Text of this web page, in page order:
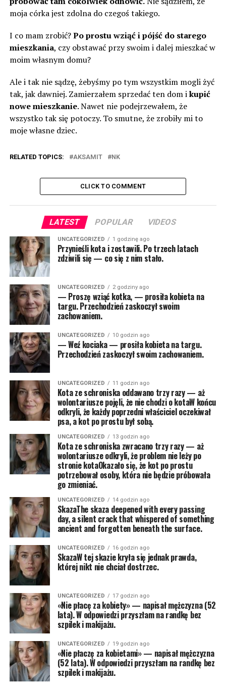
moja córka jest zdolna do czegoś takiego.
I co mam zrobić?Po prostu wziąć i pójść do starego
mieszkania, czy obstawać przy swoim i dalej mieszkać w
moim własnym domu?
Ale i tak nie sądzę, żebyśmy po tym wszystkim mogli żyć
tak, jak dawniej. Zamierzałem sprzedać ten dom ikupić
nowe mieszkanie. Nawet nie podejrzewałem, że
wszystko tak się potoczy. To smutne, że zrobiły mi to
moje własne dziec.
RELATED TOPICS: AKSAMIT NK
CLICK TO COMMENT
LATEST POPULAR VIDEOS
UNCATEGORIZED 1 godzinę ago
Przynieśli kota i zostawili. Po trzech latach
zdziwili się — co się z nim stało.
UNCATEGORIZED 2 godziny ago
— Proszę wziąć kotka, — prosiła kobieta na
targu. Przechodzień zaskoczył swoim
zachowaniem.
UNCATEGORIZED 10 godzin ago
— Weź kociaka — prosiła kobieta na targu.
Przechodzień zaskoczył swoim zachowaniem.
UNCATEGORIZED 11 godzin ago
Kota ze schroniska oddawano trzy razy — aż
wolontariusze pojęli, że nie chodzi o kotaW końcu
odkryli, że każdy poprzedni właściciel oczekiwał
psa, a kot po prostu był sobą.
UNCATEGORIZED 13 godzin ago
Kota ze schroniska zwracano trzy razy — aż
wolontariusze odkryli, że problem nie leży po
stronie kotaOkazało się, że kot po prostu
potrzebował osoby, która nie będzie próbowała
go zmieniać.
UNCATEGORIZED 14 godzin ago
SkazaThe skaza deepened with every passing
day, a silent crack that whispered of something
ancient and forgotten beneath the surface.
UNCATEGORIZED 16 godzin ago
SkazaW tej skazie kryła się jednak prawda,
której nikt nie chciał dostrzec.
UNCATEGORIZED 17 godzin ago
«Nie płacę za kobiety» — napisał mężczyzna (52
lata). W odpowiedzi przyszłam na randkę bez
szpilek i makijażu.
UNCATEGORIZED 19 godzin ago
«Nie płaczę za kobietami» — napisał mężczyzna
(52 lata). W odpowiedzi przyszłam na randkę bez
szpilek i makijażu.